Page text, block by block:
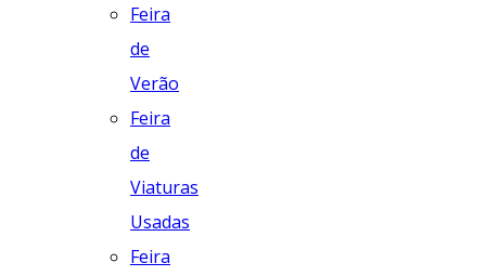
Feira
de
Verão
Feira
de
Viaturas
Usadas
Feira